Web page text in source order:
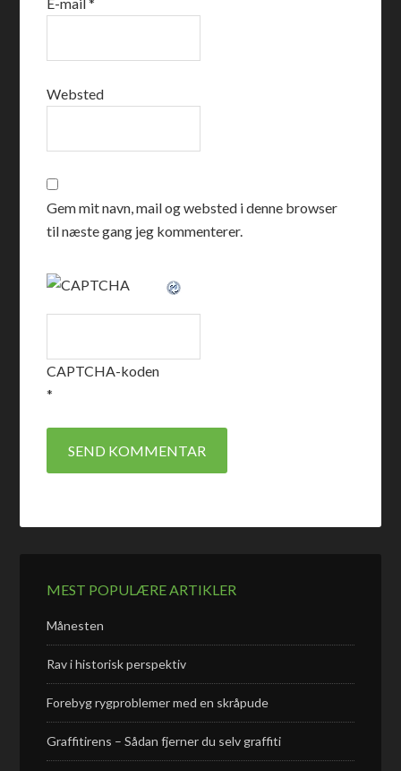
Websted
Gem mit navn, mail og websted i denne browser
til næste gang jeg kommenterer.
CAPTCHA-koden
*
MEST POPULÆRE ARTIKLER
Månesten
Rav i historisk perspektiv
Forebyg rygproblemer med en skråpude
Graffitirens – Sådan fjerner du selv graffiti